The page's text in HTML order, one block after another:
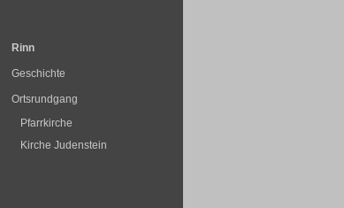
Rinn
Geschichte
Ortsrundgang
Pfarrkirche
Kirche Judenstein